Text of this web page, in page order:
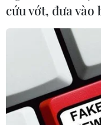
Bang Hessen của
tăng cường hợp
08/08/2026 17:11
Bạo lực súng đạn
cứu vớt, đưa vào